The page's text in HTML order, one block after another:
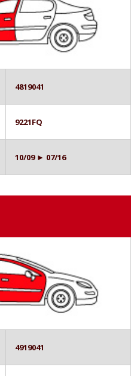
4819041
9221FQ
10/09 ► 07/16
4919041